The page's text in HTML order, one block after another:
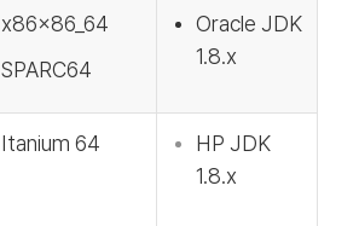
x86x86_64
SPARC64
Oracle JDK
1.8.x
Itanium 64
HP JDK
1.8.x